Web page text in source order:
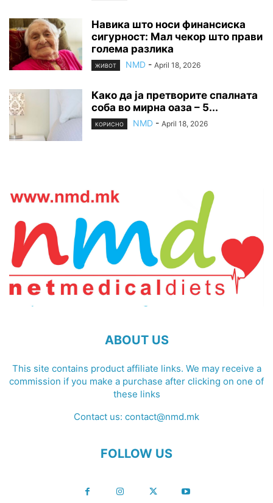
Навика што носи финансиска
сигурност: Мал чекор што прави
голема разлика
ЖИВОТ NMD - April 18, 2026
Како да ја претворите спалната
соба во мирна оаза – 5...
КОРИСНО NMD - April 18, 2026
ABOUT US
This site contains product affiliate links. We may receive a
commission if you make a purchase after clicking on one of
these links
Contact us: contact@nmd.mk
FOLLOW US